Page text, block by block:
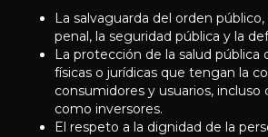
La salvaguarda del orden
penal, la seguridad pública y la
La protección de la salud pública
físicas o jurídicas que tengan la
consumidores y usuarios, incluso
como inversores.
El respeto a la dignidad de la